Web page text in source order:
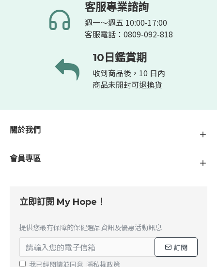
客服專業諮詢
週一～週五 10:00-17:00
客服電話：0809-092-818
10日鑑賞期
收到商品後，10 日內
商品未開封可退換貨
關於我們
會員專區
立即訂閱 My Hope！
提供您最有保障的保健選品資訊及優惠活動訊息
訂閱
我已經閱讀並同意 隱私權政策